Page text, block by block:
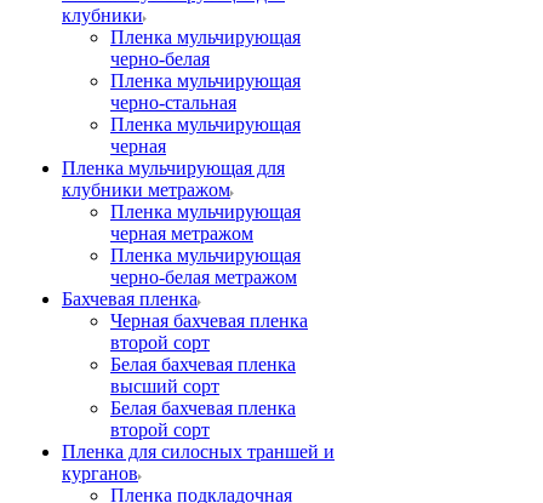
клубники
Пленка мульчирующая
черно-белая
Пленка мульчирующая
черно-стальная
Пленка мульчирующая
черная
Пленка мульчирующая для
клубники метражом
Пленка мульчирующая
черная метражом
Пленка мульчирующая
черно-белая метражом
Бахчевая пленка
Черная бахчевая пленка
второй сорт
Белая бахчевая пленка
высший сорт
Белая бахчевая пленка
второй сорт
Пленка для силосных траншей и
курганов
Пленка подкладочная